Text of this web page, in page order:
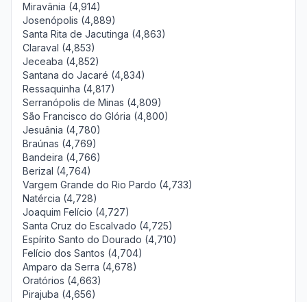
Miravânia (4,914)
Josenópolis (4,889)
Santa Rita de Jacutinga (4,863)
Claraval (4,853)
Jeceaba (4,852)
Santana do Jacaré (4,834)
Ressaquinha (4,817)
Serranópolis de Minas (4,809)
São Francisco do Glória (4,800)
Jesuânia (4,780)
Braúnas (4,769)
Bandeira (4,766)
Berizal (4,764)
Vargem Grande do Rio Pardo (4,733)
Natércia (4,728)
Joaquim Felício (4,727)
Santa Cruz do Escalvado (4,725)
Espírito Santo do Dourado (4,710)
Felício dos Santos (4,704)
Amparo da Serra (4,678)
Oratórios (4,663)
Pirajuba (4,656)